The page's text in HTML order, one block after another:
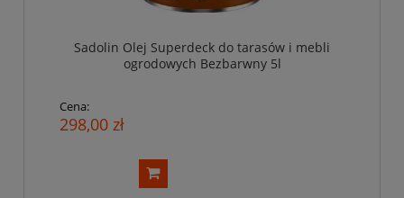
Sadolin Olej Superdeck do tarasów i mebli
ogrodowych Bezbarwny 5l
Cena:
298,00 zł